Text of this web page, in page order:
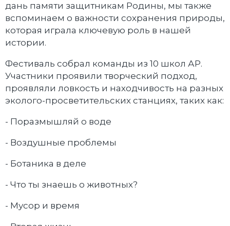
дань памяти защитникам Родины, мы также
вспоминаем о важности сохранения природы,
которая играла ключевую роль в нашей
истории.
Фестиваль собрал команды из 10 школ АР.
Участники проявили творческий подход,
проявляли ловкость и находчивость на разных
эколого-просветительских станциях, таких как:
- Поразмышляй о воде
- Воздушные проблемы
- Ботаника в деле
- Что ты знаешь о животных?
- Мусор и время